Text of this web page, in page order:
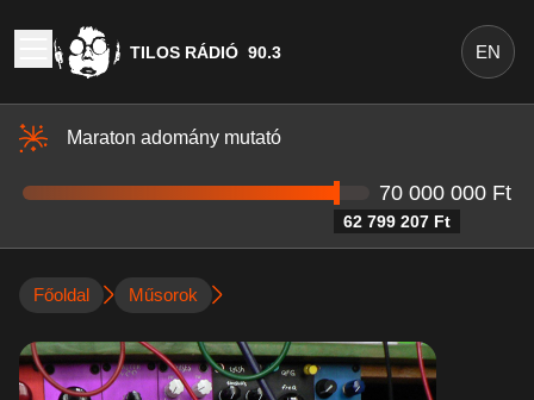
TILOS RÁDIÓ 90.3 EN
Maraton adomány mutató
62 799 207 Ft
70 000 000 Ft
Főoldal Műsorok